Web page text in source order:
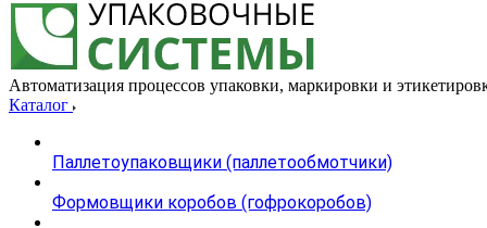
Автоматизация процессов упаковки, маркировки и
Каталог
Паллетоупаковщики (паллетообмотчики)
Формовщики коробов (гофрокоробов)